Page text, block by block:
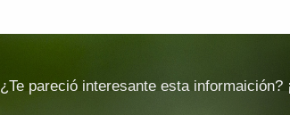
¿Te pareció interesante esta informaición?